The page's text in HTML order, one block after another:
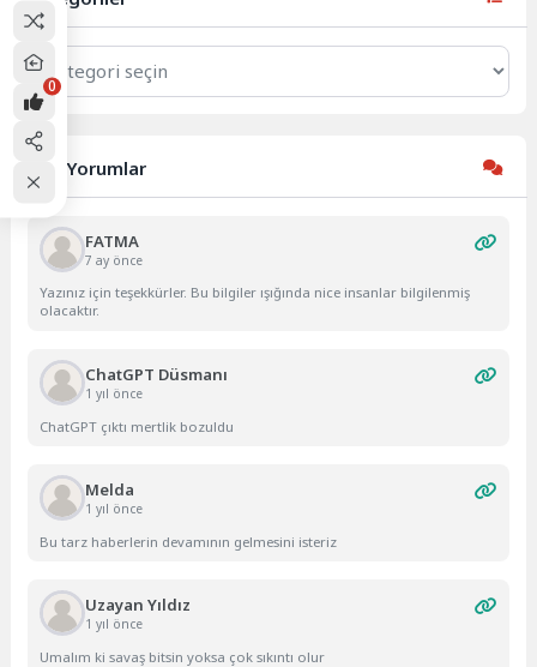
Kategoriler
Son Yorumlar
FATMA
7 ay önce
Yazınız için teşekkürler. Bu bilgiler ışığında nice insanlar bilgilenmiş
olacaktır.
ChatGPT Düsmanı
1 yıl önce
ChatGPT çıktı mertlik bozuldu
Melda
1 yıl önce
Bu tarz haberlerin devamının gelmesini isteriz
Uzayan Yıldız
1 yıl önce
Umalım ki savaş bitsin yoksa çok sıkıntı olur
0